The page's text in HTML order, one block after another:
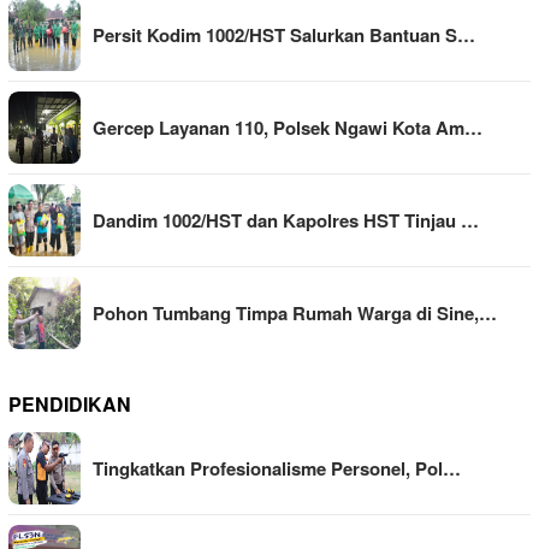
Persit Kodim 1002/HST Salurkan Bantuan S…
Gercep Layanan 110, Polsek Ngawi Kota Am…
Dandim 1002/HST dan Kapolres HST Tinjau …
Pohon Tumbang Timpa Rumah Warga di Sine,…
PENDIDIKAN
Tingkatkan Profesionalisme Personel, Pol…